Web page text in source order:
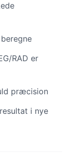
RAD er
præcision
i nye